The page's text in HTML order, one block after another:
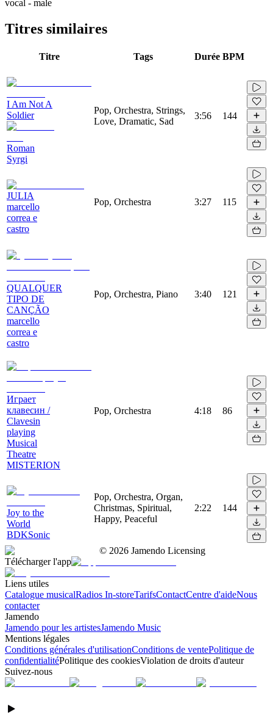
vocal - male
Titres similaires
Titre Tags Durée BPM
I Am Not A
Soldier
Roman
Syrgi
Pop, Orchestra, Strings,
Love, Dramatic, Sad
3:56 144
JULIA
marcello
correa e
castro
Pop, Orchestra 3:27 115
QUALQUER
TIPO DE
CANÇÃO
marcello
correa e
castro
Pop, Orchestra, Piano 3:40 121
Играет
клавесин /
Clavesin
playing
Musical
Theatre
MISTERION
Pop, Orchestra 4:18 86
Joy to the
World
BDKSonic
Pop, Orchestra, Organ,
Christmas, Spiritual,
Happy, Peaceful
2:22 144
© 2026 Jamendo Licensing
Télécharger l'app
Liens utiles
Catalogue musicalRadios In-storeTarifsContactCentre d'aideNous
contacter
Jamendo
Jamendo pour les artistesJamendo Music
Mentions légales
Conditions générales d'utilisationConditions de ventePolitique de
confidentialitéPolitique des cookiesViolation de droits d'auteur
Suivez-nous